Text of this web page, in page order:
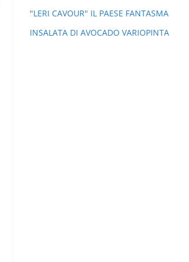
"LERI CAVOUR" IL PAESE FANTASMA
INSALATA DI AVOCADO VARIOPINTA